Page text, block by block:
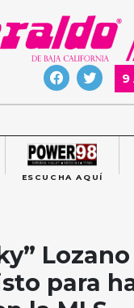
9
ESCUCHA AQUÍ
para